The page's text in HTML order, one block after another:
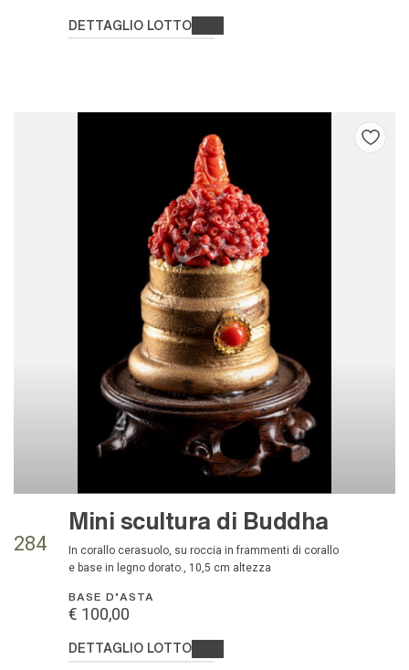
DETTAGLIO LOTTO
284
Mini scultura di Buddha
e base in legno dorato., 10,5 cm altezza
BASE D'ASTA
€ 100,00
DETTAGLIO LOTTO